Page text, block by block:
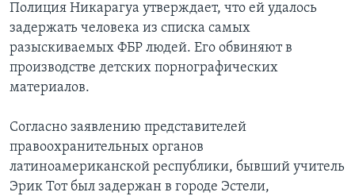
Полиция Никарагуа утверждает, что ей удалось
задержать человека из списка самых
разыскиваемых ФБР людей. Его обвиняют в
производстве детских порнографических
материалов.
Согласно заявлению представителей
правоохранительных органов
латиноамериканской республики, бывший учитель
Эрик Тот был задержан в городе Эстели,